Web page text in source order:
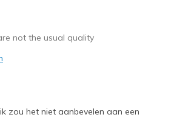
not the usual quality
zou het niet aanbevelen aan een